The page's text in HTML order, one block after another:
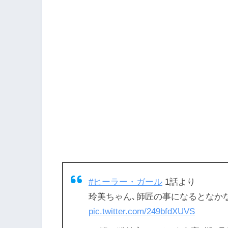
#ヒーラー・ガール 1話より
玲美ちゃん､師匠の事になるとなか
pic.twitter.com/249bfdXUVS